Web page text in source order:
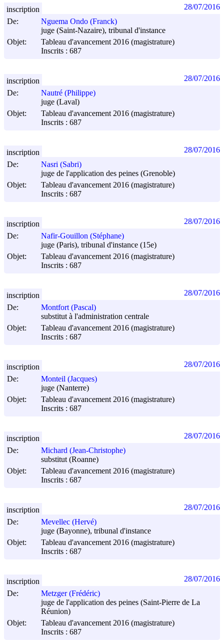
De:
Nguema Ondo (Franck)
juge (Saint-Nazaire), tribunal d'instance
Objet:
Tableau d'avancement 2016 (magistrature)
Inscrits : 687
inscription 28/07/2016
De:
Nautré (Philippe)
juge (Laval)
Objet:
Tableau d'avancement 2016 (magistrature)
Inscrits : 687
inscription 28/07/2016
De:
Nasri (Sabri)
juge de l'application des peines (Grenoble)
Objet:
Tableau d'avancement 2016 (magistrature)
Inscrits : 687
inscription 28/07/2016
De:
Nafir-Gouillon (Stéphane)
juge (Paris), tribunal d'instance (15e)
Objet:
Tableau d'avancement 2016 (magistrature)
Inscrits : 687
inscription 28/07/2016
De:
Montfort (Pascal)
substitut à l'administration centrale
Objet:
Tableau d'avancement 2016 (magistrature)
Inscrits : 687
inscription 28/07/2016
De:
Monteil (Jacques)
juge (Nanterre)
Objet:
Tableau d'avancement 2016 (magistrature)
Inscrits : 687
inscription 28/07/2016
De:
Michard (Jean-Christophe)
substitut (Roanne)
Objet:
Tableau d'avancement 2016 (magistrature)
Inscrits : 687
inscription 28/07/2016
De:
Mevellec (Hervé)
juge (Bayonne), tribunal d'instance
Objet:
Tableau d'avancement 2016 (magistrature)
Inscrits : 687
inscription 28/07/2016
De:
Metzger (Frédéric)
juge de l'application des peines (Saint-Pierre de La
Réunion)
Objet:
Tableau d'avancement 2016 (magistrature)
Inscrits : 687
inscription 28/07/2016